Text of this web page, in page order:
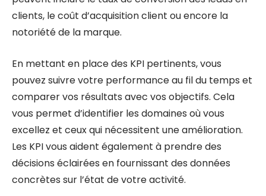
clients, le coût d’acquisition client ou encore la
notoriété de la marque.
En mettant en place des KPI pertinents, vous
pouvez suivre votre performance au fil du temps et
comparer vos résultats avec vos objectifs. Cela
vous permet d’identifier les domaines où vous
excellez et ceux qui nécessitent une amélioration.
Les KPI vous aident également à prendre des
décisions éclairées en fournissant des données
concrètes sur l’état de votre activité.